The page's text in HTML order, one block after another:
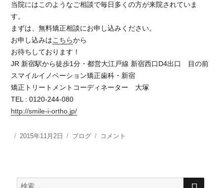
当院にはこのようなご相談で毎日多くの方が来院されていま
す。
まずは、無料矯正相談にお申し込みください。
お申し込みはこちらから
お待ちしております！
JR 新宿駅から徒歩1分・都営大江戸線 新宿西口D4出口 目の前
スマイルイノベーション矯正歯科・新宿
矯正トリートメントコーディネーター 大塚
TEL : 0120-244-080
http://smile-i-ortho.jp/
投
2015年11月2日
カ
ー
ブログ
イ
イ
コメント
検
検